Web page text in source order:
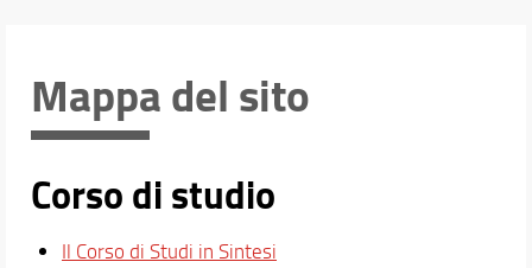
Per chi vuole iscriversi
Per gli Iscritti
Per Laurearsi
Orario e calendari
Mappa del sito
Corso di studio
Il Corso di Studi in Sintesi